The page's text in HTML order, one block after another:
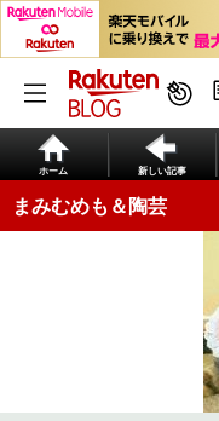
ホーム 新しい記事
まみむめも＆陶芸